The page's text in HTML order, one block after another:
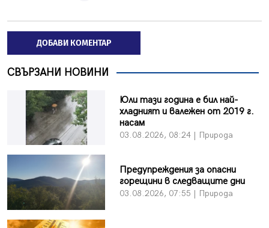
ДОБАВИ КОМЕНТАР
СВЪРЗАНИ НОВИНИ
Юли тази година е бил най-
хладният и валежен от 2019 г.
насам
03.08.2026, 08:24 | Природа
Предупреждения за опасни
горещини в следващите дни
03.08.2026, 07:55 | Природа